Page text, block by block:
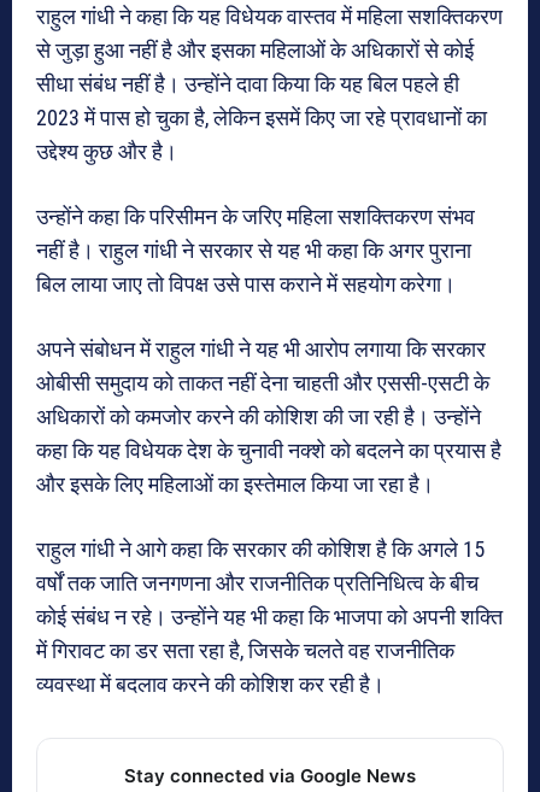
राहुल गांधी ने कहा कि यह विधेयक वास्तव में महिला सशक्तिकरण
से जुड़ा हुआ नहीं है और इसका महिलाओं के अधिकारों से कोई
सीधा संबंध नहीं है। उन्होंने दावा किया कि यह बिल पहले ही
2023 में पास हो चुका है, लेकिन इसमें किए जा रहे प्रावधानों का
उद्देश्य कुछ और है।
उन्होंने कहा कि परिसीमन के जरिए महिला सशक्तिकरण संभव
नहीं है। राहुल गांधी ने सरकार से यह भी कहा कि अगर पुराना
बिल लाया जाए तो विपक्ष उसे पास कराने में सहयोग करेगा।
अपने संबोधन में राहुल गांधी ने यह भी आरोप लगाया कि सरकार
ओबीसी समुदाय को ताकत नहीं देना चाहती और एससी-एसटी के
अधिकारों को कमजोर करने की कोशिश की जा रही है। उन्होंने
कहा कि यह विधेयक देश के चुनावी नक्शे को बदलने का प्रयास है
और इसके लिए महिलाओं का इस्तेमाल किया जा रहा है।
राहुल गांधी ने आगे कहा कि सरकार की कोशिश है कि अगले 15
वर्षों तक जाति जनगणना और राजनीतिक प्रतिनिधित्व के बीच
कोई संबंध न रहे। उन्होंने यह भी कहा कि भाजपा को अपनी शक्ति
में गिरावट का डर सता रहा है, जिसके चलते वह राजनीतिक
व्यवस्था में बदलाव करने की कोशिश कर रही है।
Stay connected via Google News